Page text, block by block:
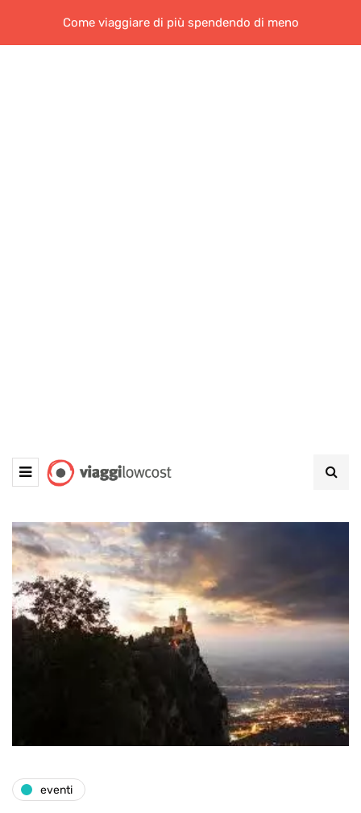
Come viaggiare di più spendendo di meno
eventi